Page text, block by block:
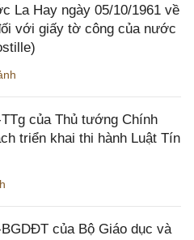
La Hay ngày 05/10/1961 về
với giấy tờ công của nước
của Thủ tướng Chính
triển khai thi hành Luật Tín
của Bộ Giáo dục và